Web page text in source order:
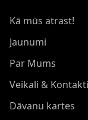
Kā mūs atrast!
Jaunumi
Par Mums
Veikali &
Dāvanu kartes